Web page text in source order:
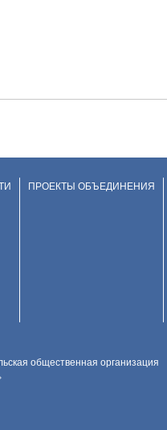
ПРОЕКТЫ ОБЪЕДИНЕНИЯ
общественная организация